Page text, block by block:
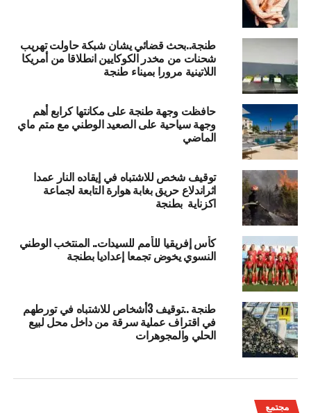
طنجة..بحث قضائي يشان شبكة حاولت تهريب
شحنات من مخدر الكوكايين انطلاقا من أمريكا
اللاتينية مرورا بميناء طنجة
حافظت وجهة طنجة على مكانتها كرابع أهم
وجهة سياحية على الصعيد الوطني مع متم ماي
الماضي
توقيف شخص للاشتباه في إيقاده النار عمدا
اثراندلاع حريق بغابة هوارة التابعة لجماعة
اكزناية بطنجة
كأس إفريقيا للأمم للسيدات.. المنتخب الوطني
النسوي يخوض تجمعا إعداديا بطنجة
طنجة ..توقيف 3أشخاص للاشتباه في تورطهم
في اقتراف عملية سرقة من داخل محل لبيع
الحلي والمجوهرات
مجتمع